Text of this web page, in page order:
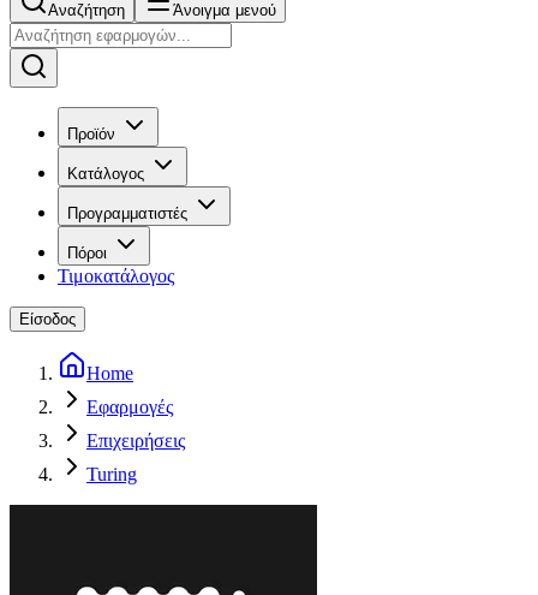
Αναζήτηση Άνοιγμα μενού
Προϊόν
Κατάλογος
Προγραμματιστές
Πόροι
Τιμοκατάλογος
Είσοδος
Home
Εφαρμογές
Επιχειρήσεις
Turing